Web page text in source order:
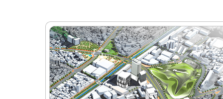
L
복
사
하
기
게
변
경
하
기
게
변
경
하
기